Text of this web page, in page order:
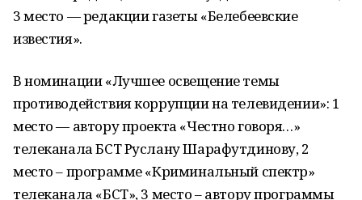
3 место — редакции газеты «Белебеевские
известия».
В номинации «Лучшее освещение темы
противодействия коррупции на телевидении»: 1
место — автору проекта «Честно говоря…»
телеканала БСТ Руслану Шарафутдинову, 2
место – программе «Криминальный спектр»
телеканала «БСТ», 3 место – автору программы